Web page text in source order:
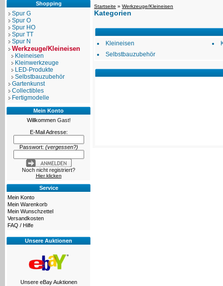
Shopping
Spur G
Spur O
Spur HO
Spur TT
Spur N
Werkzeuge/Kleineisen
Kleineisen
Kleinwerkzeuge
LED-Produkte
Selbstbauzubehör
Gartenkunst
Collectibles
Fertigmodelle
Mein Konto
Willkommen Gast!
E-Mail Adresse:
Passwort: (vergessen?)
Noch nicht registriert?
Hier klicken
Service
Mein Konto
Mein Warenkorb
Mein Wunschzettel
Versandkosten
FAQ / Hilfe
Unsere Auktionen
Unsere eBay Auktionen
Startseite » Werkzeuge/Kleineisen
Kategorien
Kleineisen
Selbstbauzubehör